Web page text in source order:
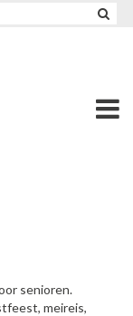
senioren.
meireis,